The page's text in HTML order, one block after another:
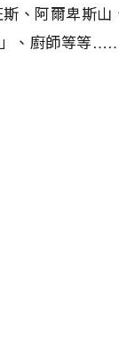
、阿爾卑斯
」、廚師等等